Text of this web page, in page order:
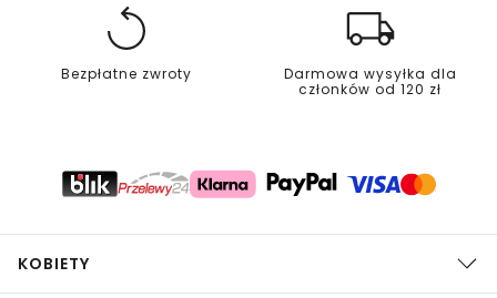
Bezpłatne zwroty
Darmowa wysyłka dla
członków od 120 zł
KOBIETY